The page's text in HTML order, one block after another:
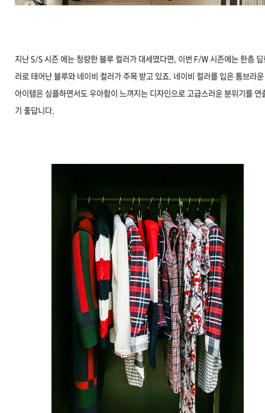
지난 S/S 시즌 에는 청량한 블루 컬러가 대세였다면, 이번 F/W 시즌에는 한층 딥
러로 태어난 블루와 네이비 컬러가 주목 받고 있죠. 네이비 컬러를 입은 톰브라
아이템은 심플하면서도 우아함이 느껴지는 디자인으로 고급스러운 분위기를 연
기 좋답니다.